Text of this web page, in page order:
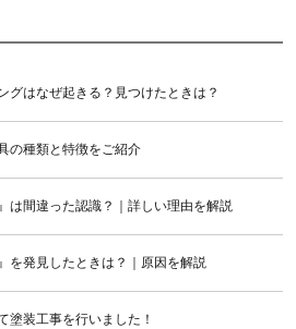
グはなぜ起きる？見つけたときは？
の種類と特徴をご紹介
は間違った認識？｜詳しい理由を解説
を発見したときは？｜原因を解説
塗装工事を行いました！